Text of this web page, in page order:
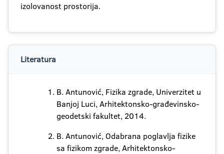
izolovanost prostorija.
Literatura
B. Antunović, Fizika zgrade, Univerzitet u
Banjoj Luci, Arhitektonsko-građevinsko-
geodetski fakultet, 2014.
B. Antunović, Odabrana poglavlja fizike
sa fizikom zgrade, Arhitektonsko-